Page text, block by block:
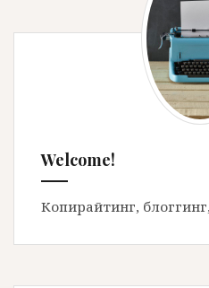
Welcome!
Копирайтинг,